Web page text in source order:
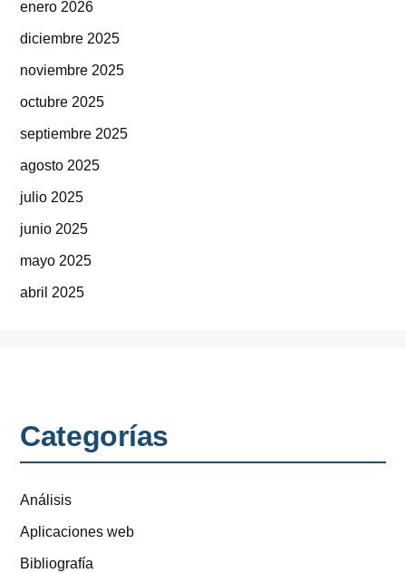
enero 2026
diciembre 2025
noviembre 2025
octubre 2025
septiembre 2025
agosto 2025
julio 2025
junio 2025
mayo 2025
abril 2025
Categorías
Análisis
Aplicaciones web
Bibliografía